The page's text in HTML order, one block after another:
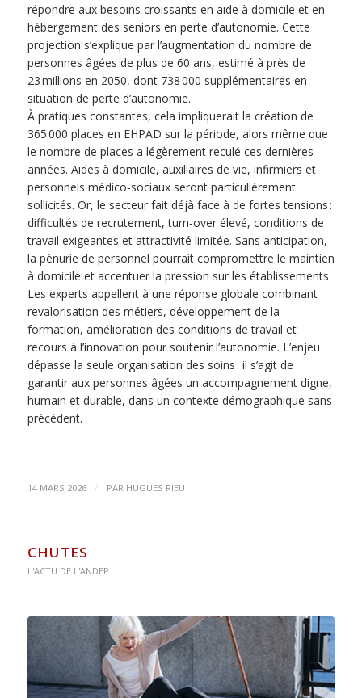
répondre aux besoins croissants en aide à domicile et en
hébergement des seniors en perte d’autonomie. Cette
projection s’explique par l’augmentation du nombre de
personnes âgées de plus de 60 ans, estimé à près de
23 millions en 2050, dont 738 000 supplémentaires en
situation de perte d’autonomie.
À pratiques constantes, cela impliquerait la création de
365 000 places en EHPAD sur la période, alors même que
le nombre de places a légèrement reculé ces dernières
années. Aides à domicile, auxiliaires de vie, infirmiers et
personnels médico‑sociaux seront particulièrement
sollicités. Or, le secteur fait déjà face à de fortes tensions :
difficultés de recrutement, turn‑over élevé, conditions de
travail exigeantes et attractivité limitée. Sans anticipation,
la pénurie de personnel pourrait compromettre le maintien
à domicile et accentuer la pression sur les établissements.
Les experts appellent à une réponse globale combinant
revalorisation des métiers, développement de la
formation, amélioration des conditions de travail et
recours à l’innovation pour soutenir l’autonomie. L’enjeu
dépasse la seule organisation des soins : il s’agit de
garantir aux personnes âgées un accompagnement digne,
humain et durable, dans un contexte démographique sans
précédent.
14 MARS 2026 / PAR HUGUES RIEU
CHUTES
L'ACTU DE L'ANDEP